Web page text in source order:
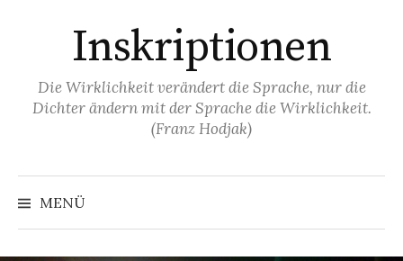
Inskriptionen
Die Wirklichkeit verändert die Sprache, nur die
Dichter ändern mit der Sprache die Wirklichkeit.
(Franz Hodjak)
MENÜ